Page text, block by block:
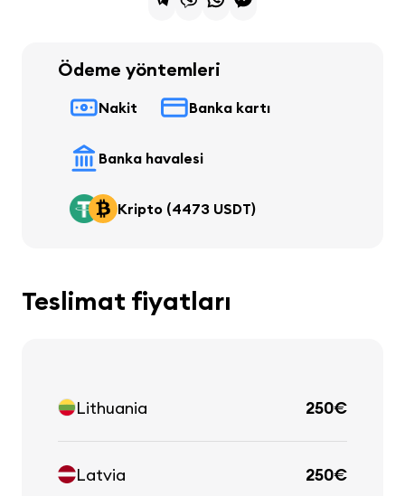
Ödeme yöntemleri
Nakit Banka kartı
Banka havalesi
Kripto (4473 USDT)
Teslimat fiyatları
Lithuania 250€
Latvia 250€